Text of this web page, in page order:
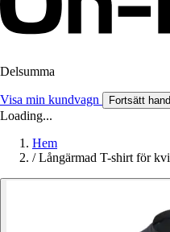
Delsumma
Visa min kundvagn Fortsätt
Loading...
Hem
/ Långärmad T-shirt för